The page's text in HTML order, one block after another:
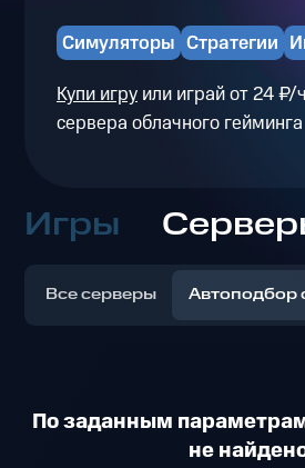
Симуляторы Стратегии
Купи игруили играй от 24 ₽/
сервера облачного гейминга
Игры
Все серверы Автоподбор
По заданным
не